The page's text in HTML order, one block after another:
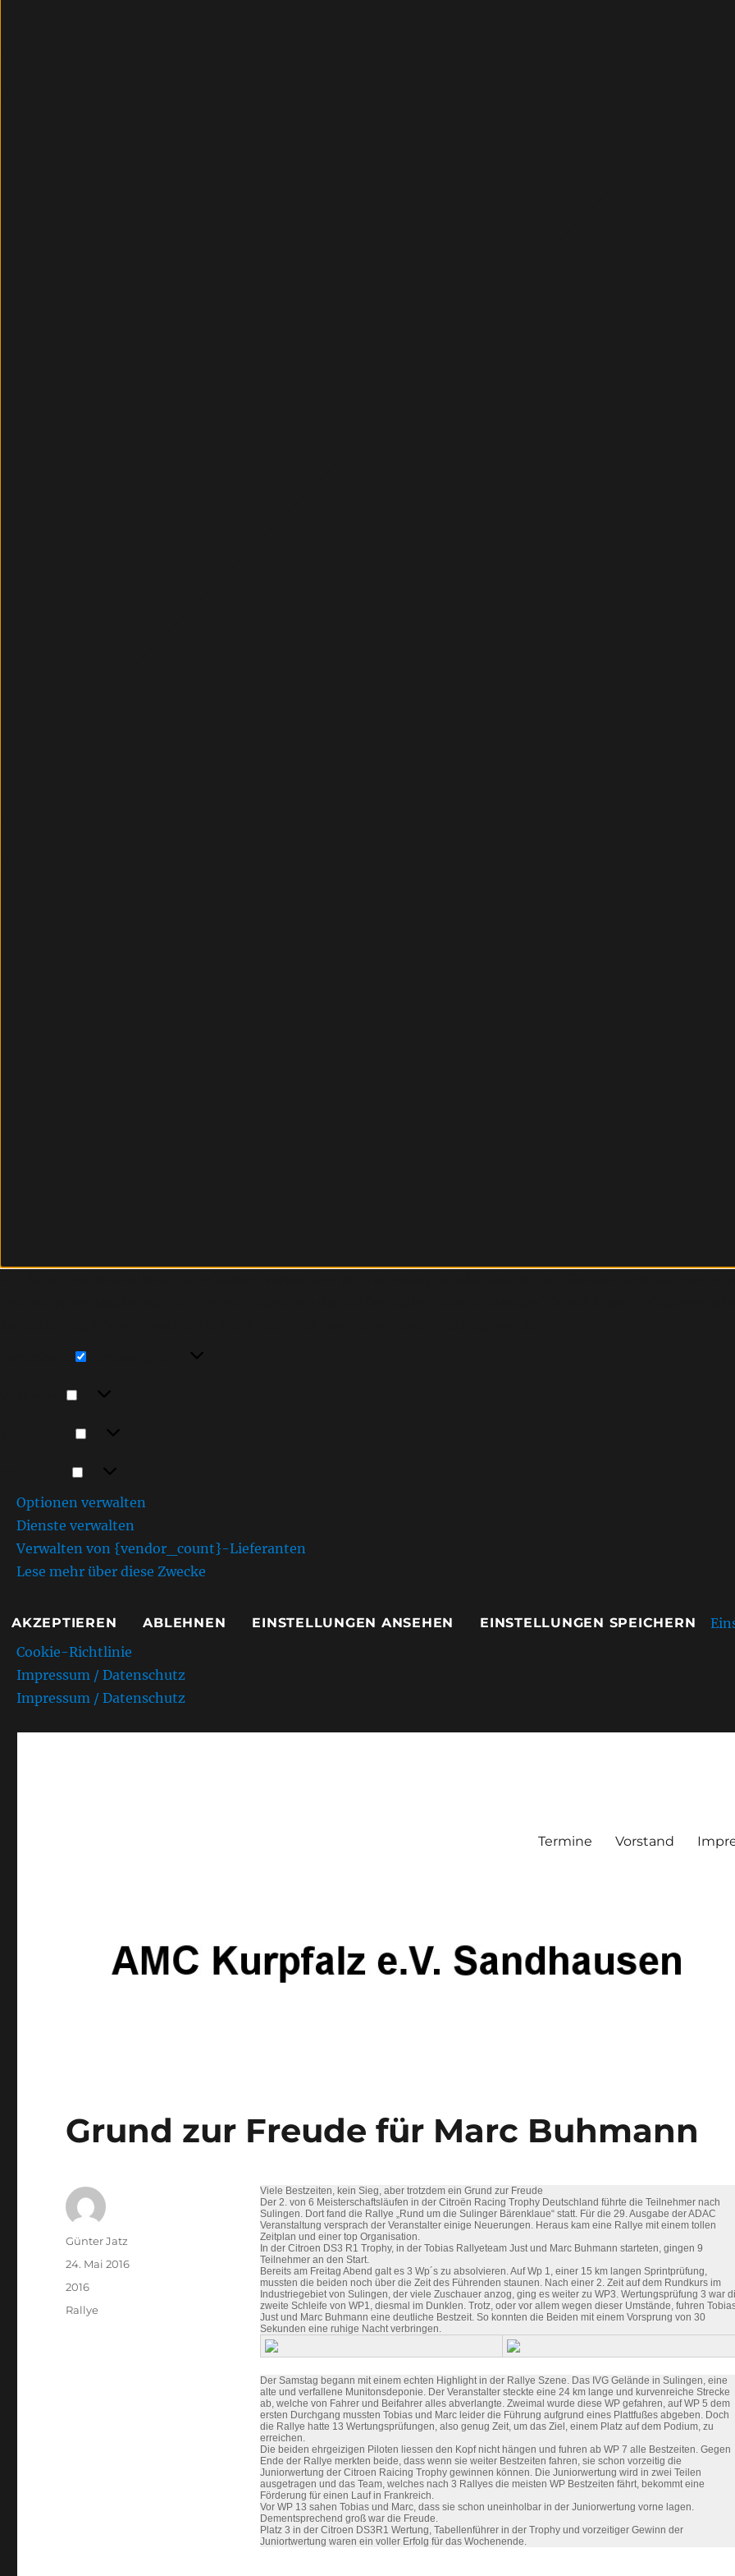
Optionen verwalten
Dienste verwalten
Verwalten von {vendor_count}-Lieferanten
Lese mehr über diese Zwecke
AKZEPTIEREN ABLEHNEN EINSTELLUNGEN ANSEHEN EINSTELLUNGEN SPEICHERN
Cookie-Richtlinie
Impressum / Datenschutz
Impressum / Datenschutz
Termine Vorstand
Grund zur Freude für Marc Buhmann
Viele Bestzeiten, kein Sieg, aber trotzdem ein Grund zur Freude
Der 2. von 6 Meisterschaftsläufen in der Citroën Racing Trophy Deutschland führte die Teilnehmer nach
Sulingen. Dort fand die Rallye „Rund um die Sulinger Bärenklaue“ statt. Für die 29. Ausgabe der ADAC
Veranstaltung versprach der Veranstalter einige Neuerungen. Heraus kam eine Rallye mit einem tollen
Zeitplan und einer top Organisation.
In der Citroen DS3 R1 Trophy, in der Tobias Rallyeteam Just und Marc Buhmann starteten, gingen 9
Teilnehmer an den Start.
Bereits am Freitag Abend galt es 3 Wp´s zu absolvieren. Auf Wp 1, einer 15 km langen Sprintprüfung,
mussten die beiden noch über die Zeit des Führenden staunen. Nach einer 2. Zeit auf dem Rundkurs im
Industriegebiet von Sulingen, der viele Zuschauer anzog, ging es weiter zu WP3. Wertungsprüfung 3 war
zweite Schleife von WP1, diesmal im Dunklen. Trotz, oder vor allem wegen dieser Umstände, fuhren
Just und Marc Buhmann eine deutliche Bestzeit. So konnten die Beiden mit einem Vorsprung von 30
Sekunden eine ruhige Nacht verbringen.
Der Samstag begann mit einem echten Highlight in der Rallye Szene. Das IVG Gelände in Sulingen, eine
alte und verfallene Munitonsdeponie. Der Veranstalter steckte eine 24 km lange und kurvenreiche Strecke
ab, welche von Fahrer und Beifahrer alles abverlangte. Zweimal wurde diese WP gefahren, auf WP 5 dem
ersten Durchgang mussten Tobias und Marc leider die Führung aufgrund eines Plattfußes abgeben. Doch
die Rallye hatte 13 Wertungsprüfungen, also genug Zeit, um das Ziel, einem Platz auf dem Podium, zu
erreichen.
Die beiden ehrgeizigen Piloten liessen den Kopf nicht hängen und fuhren ab WP 7 alle Bestzeiten. Gegen
Ende der Rallye merkten beide, dass wenn sie weiter Bestzeiten fahren, sie schon vorzeitig die
Juniorwertung der Citroen Raicing Trophy gewinnen können. Die Juniorwertung wird in zwei Teilen
ausgetragen und das Team, welches nach 3 Rallyes die meisten WP Bestzeiten fährt, bekommt eine
Förderung für einen Lauf in Frankreich.
Vor WP 13 sahen Tobias und Marc, dass sie schon uneinholbar in der Juniorwertung vorne lagen.
Dementsprechend groß war die Freude.
Platz 3 in der Citroen DS3R1 Wertung, Tabellenführer in der Trophy und vorzeitiger Gewinn der
Juniortwertung waren ein voller Erfolg für das Wochenende.
Autor
Günter Jatz
Veröffentlicht
24. Mai 2016
Kategorien
2016
Schlagwörter
Rallye